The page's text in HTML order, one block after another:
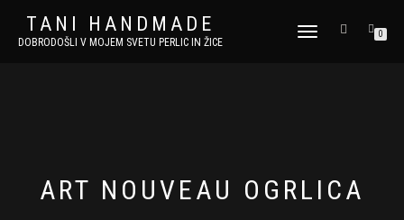
TANI HANDMADE
DOBRODOŠLI V MOJEM SVETU PERLIC IN ŽICE
VKLOPI/IZKLOPI
0
ART NOUVEAU OGRLICA